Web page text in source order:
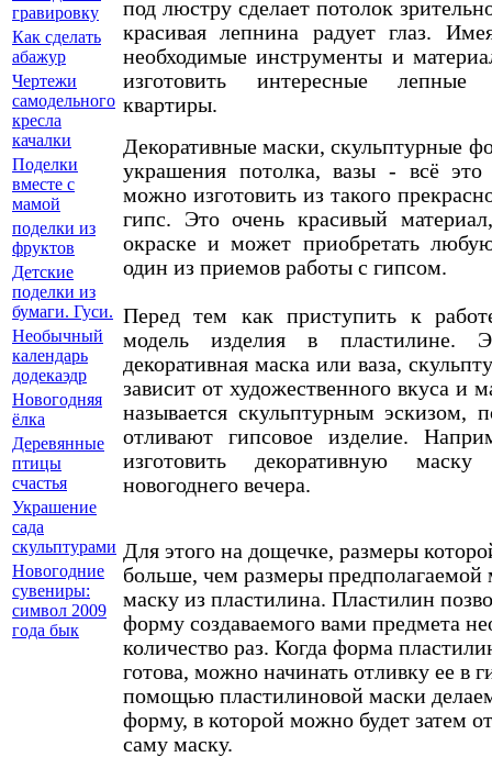
под люстру сделает потолок
красивая лепнина радует глаз.
необходимые инструменты и
изготовить интересные
квартиры.
Декоративные маски, скульптурные
украшения потолка, вазы - всё
можно изготовить из такого
гипс. Это очень красивый
окраске и может приобретать
один из приемов работы с гипсом.
Перед тем как приступить к
модель изделия в пластилине.
декоративная маска или ваза,
зависит от художественного вкуса и
называется скульптурным эскизом,
отливают гипсовое изделие.
изготовить декоративную
новогоднего вечера.
Для этого на дощечке, размеры
больше, чем размеры предполагаемой
маску из пластилина. Пластилин
форму создаваемого вами предмета
количество раз. Когда форма
готова, можно начинать отливку ее в
помощью пластилиновой маски
форму, в которой можно будет затем
саму маску.
гравировку
Как сделать
абажур
Чертежи
самодельного
кресла
качалки
Поделки
вместе с
мамой
поделки из
фруктов
Детские
поделки из
бумаги. Гуси.
Необычный
календарь
додекаэдр
Новогодняя
ёлка
Деревянные
птицы
счастья
Украшение
сада
скульптурами
Новогодние
сувениры:
символ 2009
года бык